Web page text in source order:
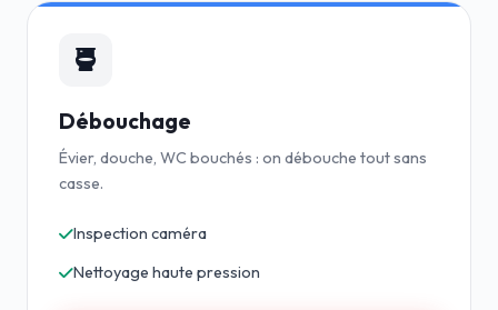
Débouchage
Évier, douche, WC bouchés : on débouche tout sans
casse.
Inspection caméra
Nettoyage haute pression